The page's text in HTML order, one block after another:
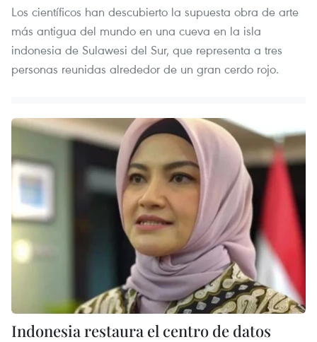
Los científicos han descubierto la supuesta obra de arte
más antigua del mundo en una cueva en la isla
indonesia de Sulawesi del Sur, que representa a tres
personas reunidas alrededor de un gran cerdo rojo.
Indonesia restaura el centro de datos